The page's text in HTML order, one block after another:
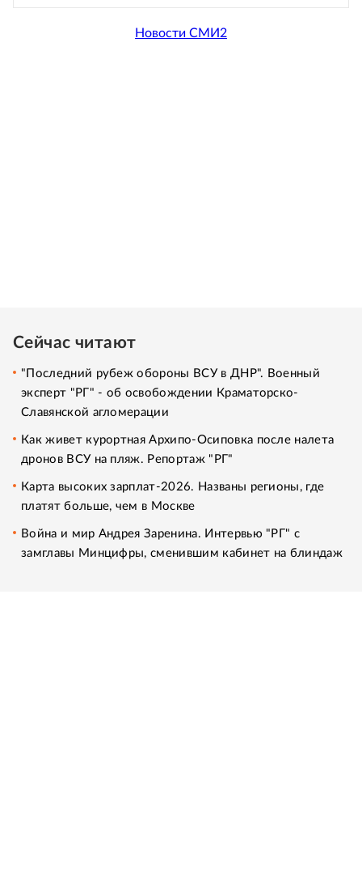
Новости СМИ2
Сейчас читают
"Последний рубеж обороны ВСУ в ДНР". Военный
эксперт "РГ" - об освобождении Краматорско-
Славянской агломерации
Как живет курортная Архипо-Осиповка после налета
дронов ВСУ на пляж. Репортаж "РГ"
Карта высоких зарплат-2026. Названы регионы, где
платят больше, чем в Москве
Война и мир Андрея Заренина. Интервью "РГ" с
замглавы Минцифры, сменившим кабинет на блиндаж